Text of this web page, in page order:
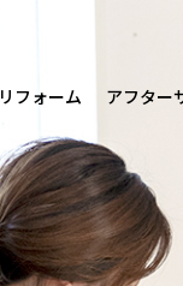
リフォーム アフター